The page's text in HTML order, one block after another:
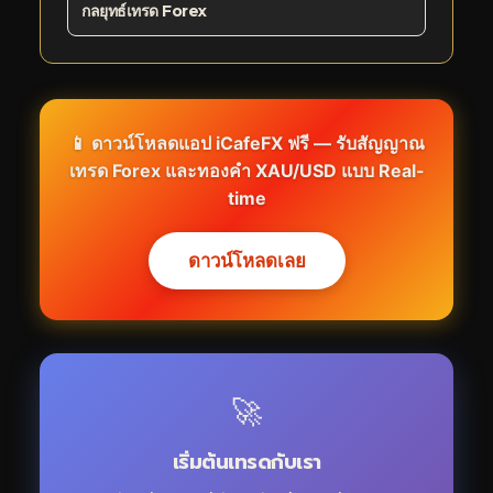
กลยุทธ์เทรด Forex
📱 ดาวน์โหลดแอป iCafeFX ฟรี — รับสัญญาณ
เทรด Forex และทองคำ XAU/USD แบบ Real-
time
ดาวน์โหลดเลย
🚀
เริ่มต้นเทรดกับเรา